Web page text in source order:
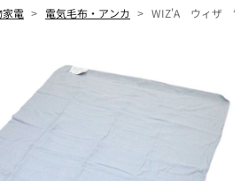
電 電気毛布・アンカ WIZ'A ウィザ 電